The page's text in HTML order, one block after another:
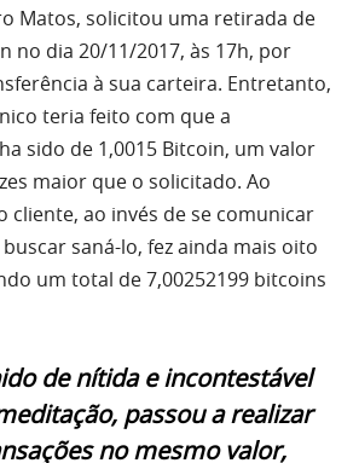
Matos, solicitou uma retirada de
no dia 20/11/2017, às 17h, por
à sua carteira. Entretanto,
teria feito com que a
sido de 1,0015 Bitcoin, um valor
maior que o solicitado. Ao
cliente, ao invés de se comunicar
saná-lo, fez ainda mais oito
um total de 7,00252199 bitcoins
de nítida e incontestável
passou a realizar
no mesmo valor,